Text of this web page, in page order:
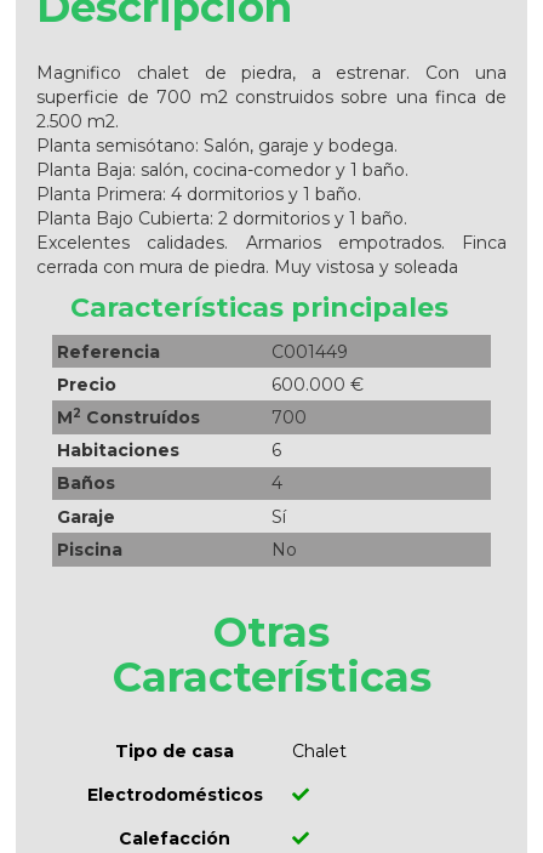
Magnifico chalet de piedra, a estrenar. Con una
superficie de 700 m2 construidos sobre una finca de
2.500 m2.
Planta semisótano: Salón, garaje y bodega.
Planta Baja: salón, cocina-comedor y 1 baño.
Planta Primera: 4 dormitorios y 1 baño.
Planta Bajo Cubierta: 2 dormitorios y 1 baño.
Excelentes calidades. Armarios empotrados. Finca
cerrada con mura de piedra. Muy vistosa y soleada
Características principales
Referencia
C001449
Precio
600.000 €
M2 Construídos
700
Habitaciones
6
Baños
4
Garaje
Sí
Piscina
No
Otras
Características
Tipo de casa
Chalet
Electrodomésticos
Calefacción